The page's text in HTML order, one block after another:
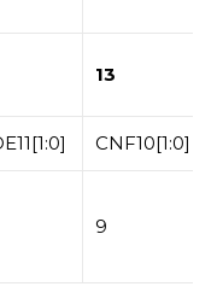
13
CNF10[1:0]
9